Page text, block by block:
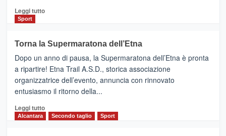
Leggi tuttoLeggi
BROOKS
SuperMaratona
dell’Etna,
presentata
l’edizione
2026
Sport
Torna la Supermaratona dell’Etna
Dopo un anno di pausa, la Supermaratona dell’Etna è pronta
a ripartire! Etna Trail A.S.D., storica associazione
organizzatrice dell’evento, annuncia con rinnovato
entusiasmo il ritorno della...
Leggi tuttoLeggi
Alcantara Secondo taglio Sport